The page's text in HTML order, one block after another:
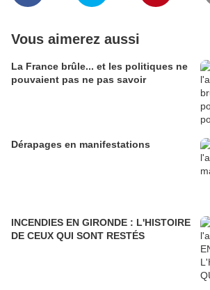
Vous aimerez aussi
La France brûle... et les politiques ne
pouvaient pas ne pas savoir
Dérapages en manifestations
INCENDIES EN GIRONDE : L'HISTOIRE
DE CEUX QUI SONT RESTÉS